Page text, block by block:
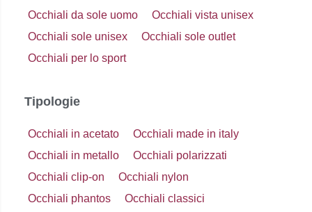
Occhiali da sole uomo
Occhiali vista unisex
Occhiali sole unisex
Occhiali sole outlet
Occhiali per lo sport
Tipologie
Occhiali in acetato
Occhiali made in italy
Occhiali in metallo
Occhiali polarizzati
Occhiali clip-on
Occhiali nylon
Occhiali phantos
Occhiali classici